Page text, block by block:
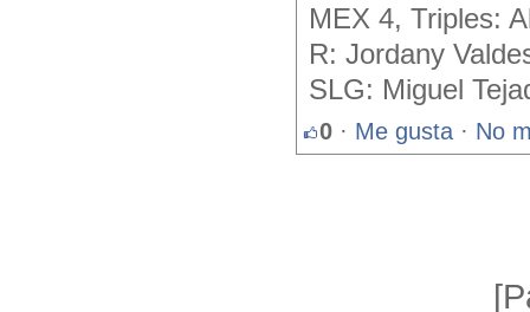
MEX 4, Triples:
R: Jordany
SLG: Miguel
0 · Me gusta · No